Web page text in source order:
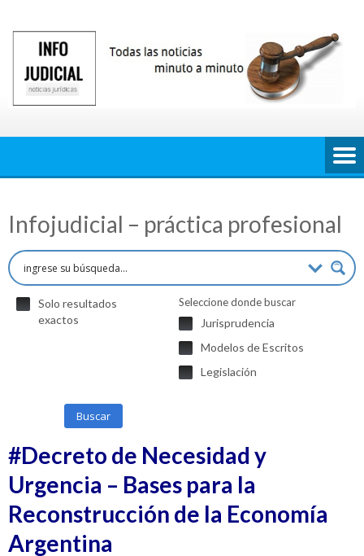
contenido
Infojudicial – práctica profesional
Solo resultados
exactos
Seleccione donde buscar
Jurisprudencia
Modelos de Escritos
Legislación
Buscar
#Decreto de Necesidad y
Urgencia – Bases para la
Reconstrucción de la Economía
Argentina